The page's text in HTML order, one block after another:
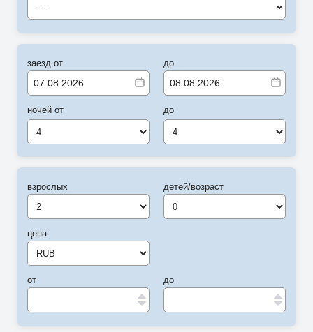
----
заезд от
ночей от
4
до
до
4
взрослых
цена
от
детей/возраст
до